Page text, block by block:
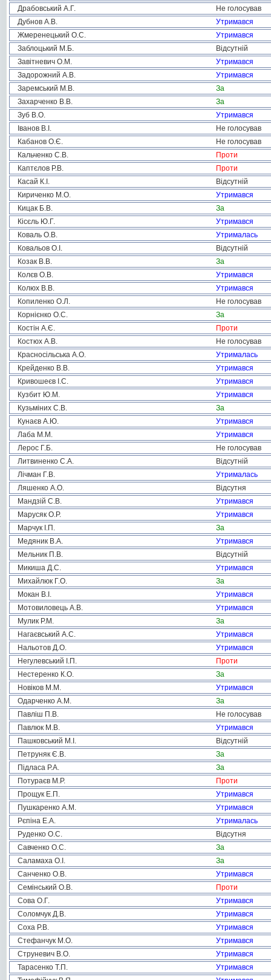
Драбовський А.Г.
Не голосував
Дубнов А.В.
Утримався
Жмеренецький О.С.
Утримався
Заблоцький М.Б.
Відсутній
Завітневич О.М.
Утримався
Задорожний А.В.
Утримався
Заремський М.В.
За
Захарченко В.В.
За
Зуб В.О.
Утримався
Іванов В.І.
Не голосував
Кабанов О.Є.
Не голосував
Кальченко С.В.
Проти
Каптєлов Р.В.
Проти
Касай К.І.
Відсутній
Кириченко М.О.
Утримався
Кицак Б.В.
За
Кісєль Ю.Г.
Утримався
Коваль О.В.
Утрималась
Ковальов О.І.
Відсутній
Козак В.В.
За
Колєв О.В.
Утримався
Колюх В.В.
Утримався
Копиленко О.Л.
Не голосував
Корнієнко О.С.
За
Костін А.Є.
Проти
Костюх А.В.
Не голосував
Красносільська А.О.
Утрималась
Крейденко В.В.
Утримався
Кривошеєв І.С.
Утримався
Кузбит Ю.М.
Утримався
Кузьміних С.В.
За
Кунаєв А.Ю.
Утримався
Лаба М.М.
Утримався
Лерос Г.Б.
Не голосував
Литвиненко С.А.
Відсутній
Лічман Г.В.
Утрималась
Ляшенко А.О.
Відсутня
Мандзій С.В.
Утримався
Марусяк О.Р.
Утримався
Марчук І.П.
За
Медяник В.А.
Утримався
Мельник П.В.
Відсутній
Микиша Д.С.
Утримався
Михайлюк Г.О.
За
Мокан В.І.
Утримався
Мотовиловець А.В.
Утримався
Мулик Р.М.
За
Нагаєвський А.С.
Утримався
Нальотов Д.О.
Утримався
Негулевський І.П.
Проти
Нестеренко К.О.
За
Новіков М.М.
Утримався
Одарченко А.М.
За
Павліш П.В.
Не голосував
Павлюк М.В.
Утримався
Пашковський М.І.
Відсутній
Петруняк Є.В.
За
Підласа Р.А.
За
Потураєв М.Р.
Проти
Прощук Е.П.
Утримався
Пушкаренко А.М.
Утримався
Рєпіна Е.А.
Утрималась
Руденко О.С.
Відсутня
Савченко О.С.
За
Саламаха О.І.
За
Санченко О.В.
Утримався
Семінський О.В.
Проти
Сова О.Г.
Утримався
Соломчук Д.В.
Утримався
Соха Р.В.
Утримався
Стефанчук М.О.
Утримався
Струневич В.О.
Утримався
Тарасенко Т.П.
Утримався